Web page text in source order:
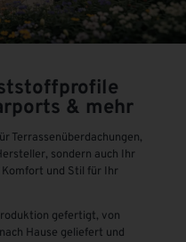
& mehr
Terrassenüberdachungen,
sondern auch Ihr
und Stil für Ihr
gefertigt, von
Hause geliefert und